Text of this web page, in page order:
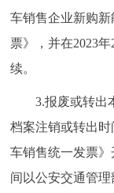
车销售企业新购
票》，并在2023
续。
3.报废或转出本
档案注销或转出
车销售统一发票
间以公安交通管理